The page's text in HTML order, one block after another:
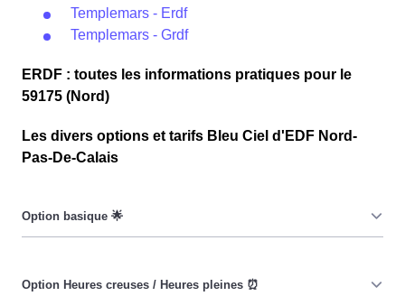
Templemars - Erdf
Templemars - Grdf
ERDF : toutes les informations pratiques pour le
59175 (Nord)
Les divers options et tarifs Bleu Ciel d'EDF Nord-
Pas-De-Calais
date, ni de l'heure, que ce soit à Templemars ou ailleurs.